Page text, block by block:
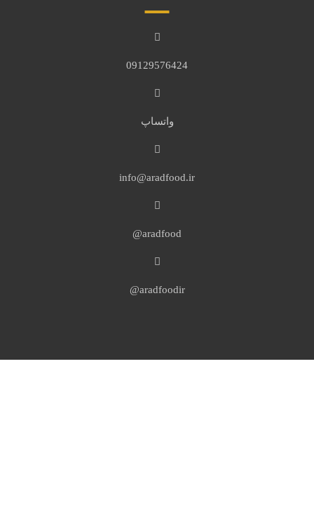
09129576424
واتساپ
info@aradfood.ir
aradfood@
aradfoodir@